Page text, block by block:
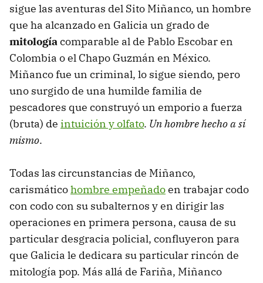
sigue las aventuras del Sito Miñanco, un hombre
que ha alcanzado en Galicia un grado de
mitologíacomparable al de Pablo Escobar en
Colombia o el Chapo Guzmán en México.
Miñanco fue un criminal, lo sigue siendo, pero
uno surgido de una humilde familia de
pescadores que construyó un emporio a fuerza
(bruta) de intuición y olfato. Un hombre hecho a sí
mismo.
Todas las circunstancias de Miñanco,
carismáticohombre empeñadoen trabajar codo
con codo con su subalternos y en dirigir las
operaciones en primera persona, causa de su
particular desgracia policial, confluyeron para
que Galicia le dedicara su particular rincón de
mitología pop. Más allá de Fariña, Miñanco